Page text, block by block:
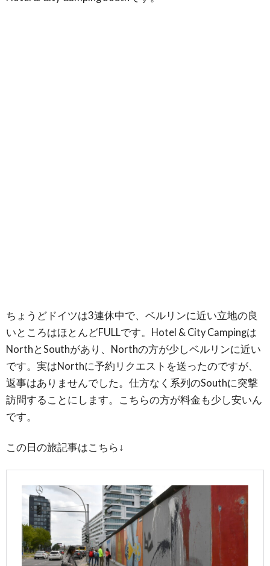
ちょうどドイツは3連休中で、ベルリンに近い立地の良
いところはほとんどFULLです。Hotel & City Campingは
NorthとSouthがあり、Northの方が少しベルリンに近い
です。実はNorthに予約リクエストを送ったのですが、
返事はありませんでした。仕方なく系列のSouthに突撃
訪問することにします。こちらの方が料金も少し安いん
です。
この日の旅記事はこちら↓